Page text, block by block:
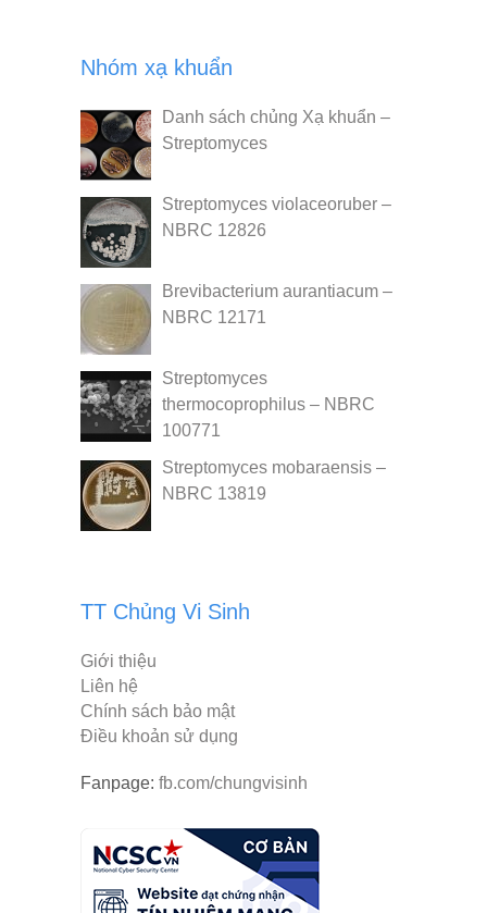
Nhóm xạ khuẩn
Danh sách chủng Xạ khuẩn –
Streptomyces
Streptomyces violaceoruber –
NBRC 12826
Brevibacterium aurantiacum –
NBRC 12171
Streptomyces
thermocoprophilus – NBRC
100771
Streptomyces mobaraensis –
NBRC 13819
TT Chủng Vi Sinh
Giới thiệu
Liên hệ
Chính sách bảo mật
Điều khoản sử dụng
Fanpage: fb.com/chungvisinh